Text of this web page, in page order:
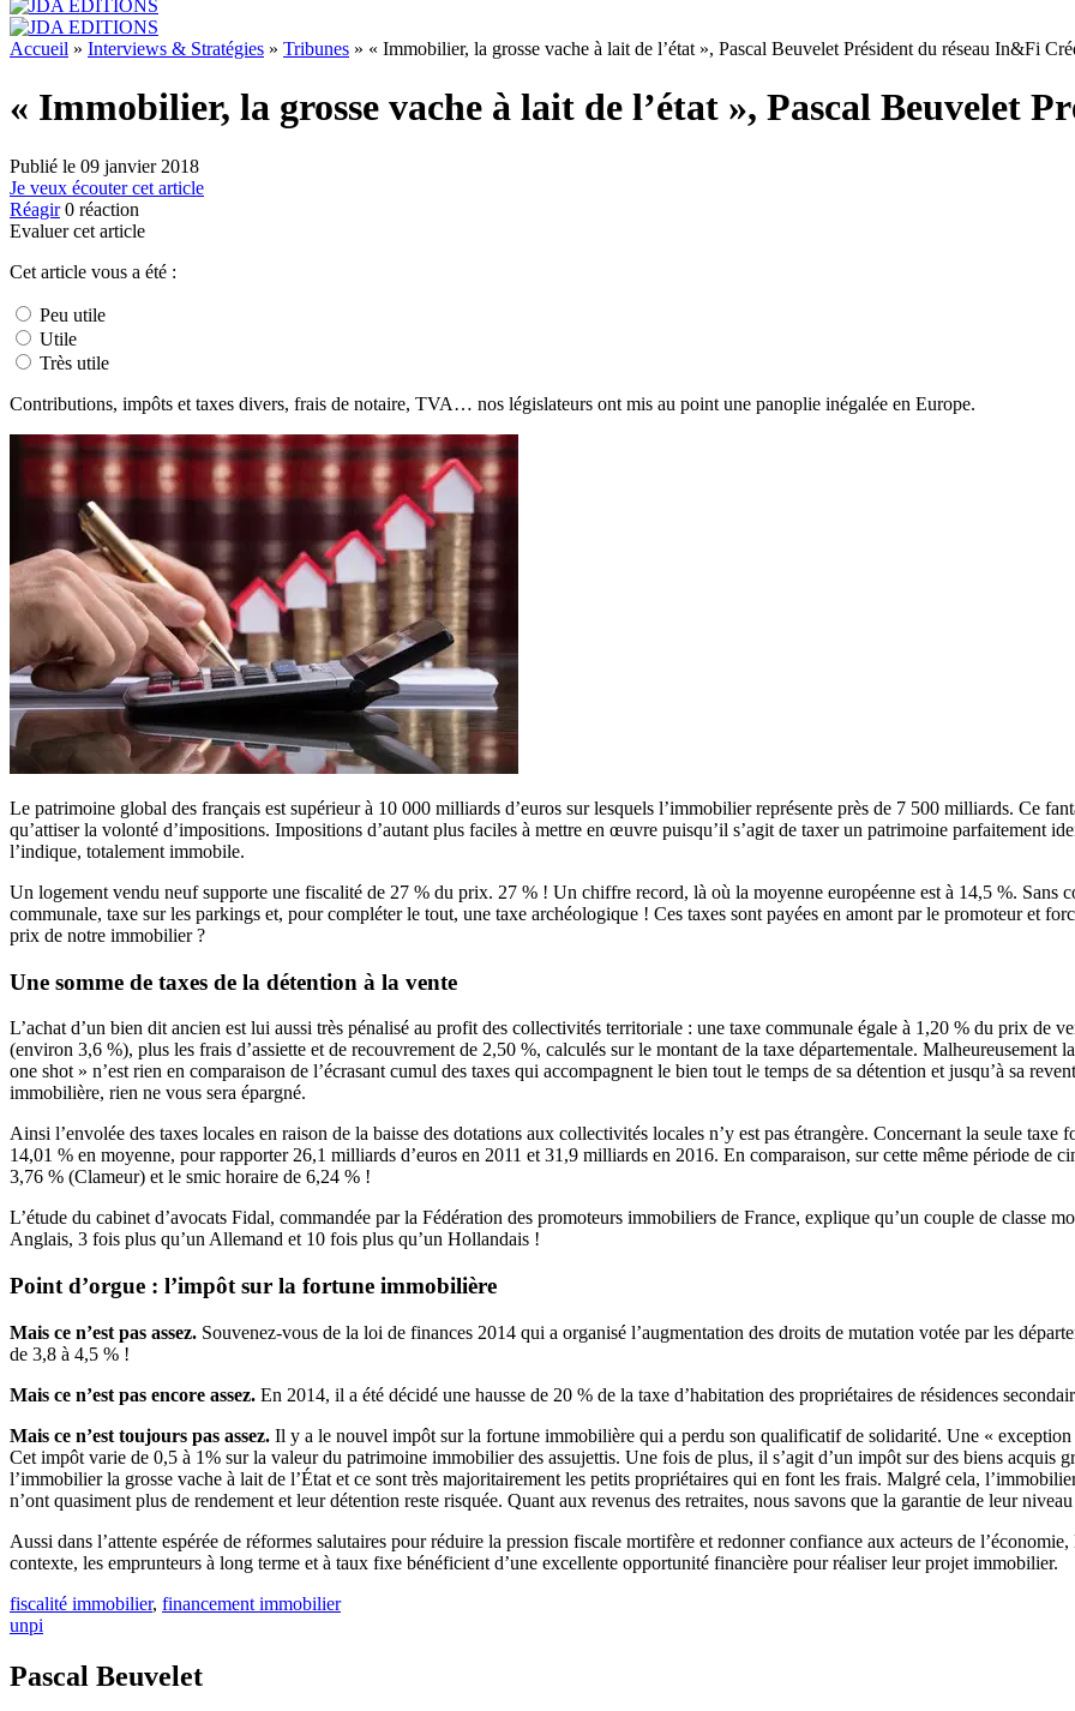
Accueil » Interviews & Stratégies » Tribunes » « Immobilier, la grosse vache à lait de l’état », Pascal Beuvelet Président du réseau In&Fi
« Immobilier, la grosse vache à lait de l’état », Pascal Beuvelet
Publié le 09 janvier 2018
Je veux écouter cet article
Réagir 0 réaction
Evaluer cet article
Cet article vous a été :
Peu utile
Utile
Très utile
Contributions, impôts et taxes divers, frais de notaire, TVA… nos législateurs ont mis au point une panoplie inégalée en Europe.
Le patrimoine global des français est supérieur à 10 000 milliards d’euros sur lesquels l’immobilier représente près de 7 500 milliards. Ce
qu’attiser la volonté d’impositions. Impositions d’autant plus faciles à mettre en œuvre puisqu’il s’agit de taxer un patrimoine parfaitement
l’indique, totalement immobile.
Un logement vendu neuf supporte une fiscalité de 27 % du prix. 27 % ! Un chiffre record, là où la moyenne européenne est à 14,5 %. Sans
communale, taxe sur les parkings et, pour compléter le tout, une taxe archéologique ! Ces taxes sont payées en amont par le promoteur et
prix de notre immobilier ?
Une somme de taxes de la détention à la vente
L’achat d’un bien dit ancien est lui aussi très pénalisé au profit des collectivités territoriale : une taxe communale égale à 1,20 % du prix de
(environ 3,6 %), plus les frais d’assiette et de recouvrement de 2,50 %, calculés sur le montant de la taxe départementale. Malheureusement
one shot » n’est rien en comparaison de l’écrasant cumul des taxes qui accompagnent le bien tout le temps de sa détention et jusqu’à sa
immobilière, rien ne vous sera épargné.
Ainsi l’envolée des taxes locales en raison de la baisse des dotations aux collectivités locales n’y est pas étrangère. Concernant la seule
14,01 % en moyenne, pour rapporter 26,1 milliards d’euros en 2011 et 31,9 milliards en 2016. En comparaison, sur cette même période de
3,76 % (Clameur) et le smic horaire de 6,24 % !
L’étude du cabinet d’avocats Fidal, commandée par la Fédération des promoteurs immobiliers de France, explique qu’un couple de classe
Anglais, 3 fois plus qu’un Allemand et 10 fois plus qu’un Hollandais !
Point d’orgue : l’impôt sur la fortune immobilière
Mais ce n’est pas assez. Souvenez-vous de la loi de finances 2014 qui a organisé l’augmentation des droits de mutation votée par les
de 3,8 à 4,5 % !
Mais ce n’est pas encore assez. En 2014, il a été décidé une hausse de 20 % de la taxe d’habitation des propriétaires de résidences
Mais ce n’est toujours pas assez. Il y a le nouvel impôt sur la fortune immobilière qui a perdu son qualificatif de solidarité. Une «
Cet impôt varie de 0,5 à 1% sur la valeur du patrimoine immobilier des assujettis. Une fois de plus, il s’agit d’un impôt sur des biens acquis
l’immobilier la grosse vache à lait de l’État et ce sont très majoritairement les petits propriétaires qui en font les frais. Malgré cela,
n’ont quasiment plus de rendement et leur détention reste risquée. Quant aux revenus des retraites, nous savons que la garantie de leur
Aussi dans l’attente espérée de réformes salutaires pour réduire la pression fiscale mortifère et redonner confiance aux acteurs de
contexte, les emprunteurs à long terme et à taux fixe bénéficient d’une excellente opportunité financière pour réaliser leur projet immobilier.
fiscalité immobilier, financement immobilier
unpi
Pascal Beuvelet